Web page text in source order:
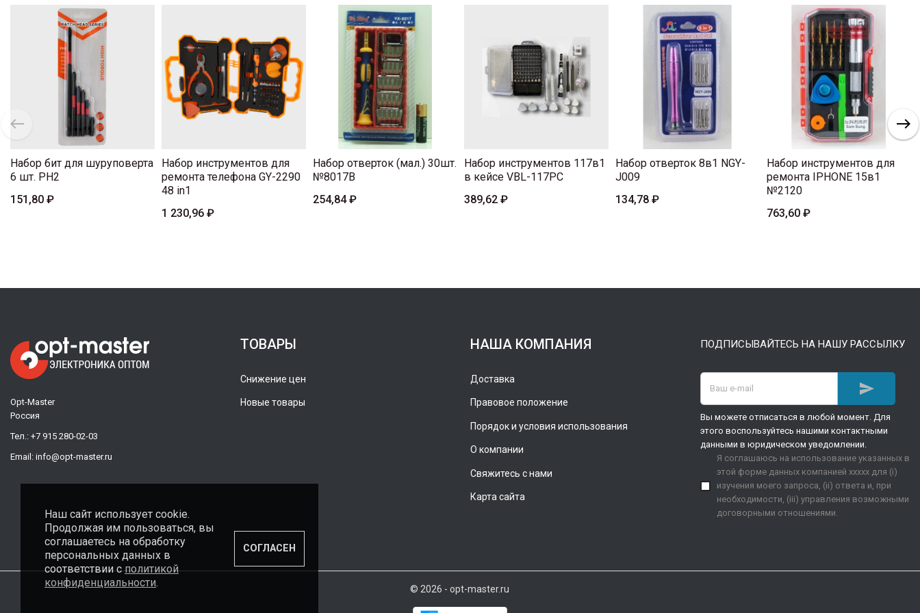
Набор бит для шуруповерта
6 шт. PH2
151,80 ₽
Набор инструментов для
ремонта телефона GY-2290
48 in1
1 230,96 ₽
Набор отверток (мал.) 30шт.
№8017B
254,84 ₽
Набор инструментов 117в1
в кейсе VBL-117PC
389,62 ₽
Набор отверток 8в1 NGY-
J009
134,78 ₽
Набор инструментов для
ремонта IPHONE 15в1
№2120
763,60 ₽
Opt-Master
Россия
Тел.: +7 915 280-02-03
Email: info@opt-master.ru
ТОВАРЫ
Снижение цен
Новые товары
НАША КОМПАНИЯ
Доставка
Правовое положение
Порядок и условия использования
О компании
Свяжитесь с нами
Карта сайта
ПОДПИСЫВАЙТЕСЬ НА НАШУ РАССЫЛКУ

Вы можете отписаться в любой момент. Для
этого воспользуйтесь нашими контактными
данными в юридическом уведомлении.
Я соглашаюсь на использование указанных в
этой форме данных компанией xxxxx для (i)
изучения моего запроса, (ii) ответа и, при
необходимости, (iii) управления возможными
договорными отношениями.
© 2026 - opt-master.ru
Наш сайт использует cookie.
Продолжая им пользоваться, вы
соглашаетесь на обработку
персональных данных в
соответствии сполитикой
конфиденциальности.
СОГЛАСЕН